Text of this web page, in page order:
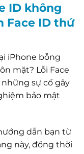
ID không
Face ID thứ
iPhone bỗng
mặt? Lỗi Face
sự cố gây
bảo mật
dẫn bạn từ
này, đồng thời